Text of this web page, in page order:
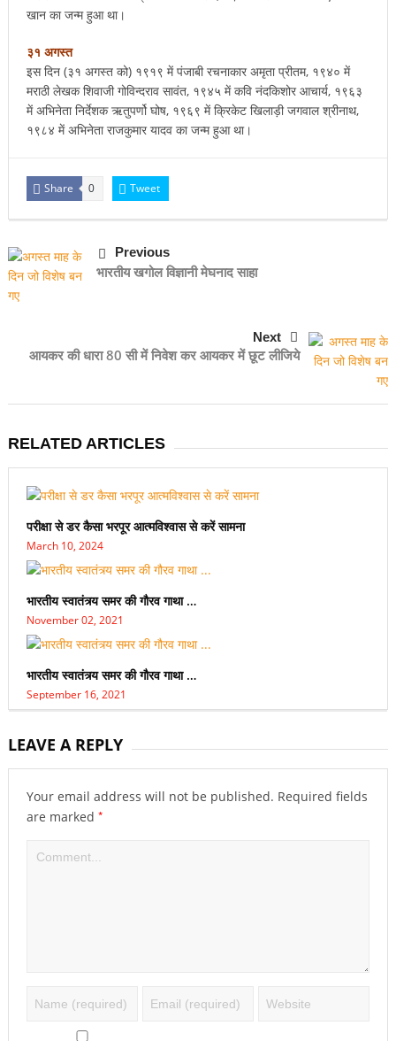
खान का जन्म हुआ था।
३१ अगस्त
इस दिन (३१ अगस्त को) १९१९ में पंजाबी रचनाकार अमृता प्रीतम, १९४० में
मराठी लेखक शिवाजी गोविन्दराव सावंत, १९४५ में कवि नंदकिशोर आचार्य, १९६३
में अभिनेता निर्देशक ऋतुपर्णो घोष, १९६९ में क्रिकेट खिलाड़ी जगवाल श्रीनाथ,
१९८४ में अभिनेता राजकुमार यादव का जन्म हुआ था।
Share 0 Tweet
Previous
भारतीय खगोल विज्ञानी मेघनाद साहा
Next
आयकर की धारा 80 सी में निवेश कर आयकर में छूट लीजिये
RELATED ARTICLES
परीक्षा से डर कैसा भरपूर आत्मविश्वास से करें सामना
March 10, 2024
भारतीय स्वातंत्र्य समर की गौरव गाथा …
November 02, 2021
भारतीय स्वातंत्र्य समर की गौरव गाथा …
September 16, 2021
LEAVE A REPLY
Your email address will not be published. Required fields
are marked *